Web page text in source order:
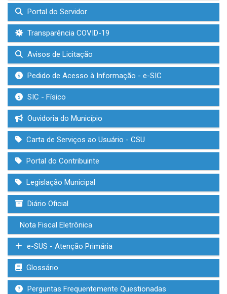
Portal do Servidor
Transparência COVID-19
Avisos de Licitação
Pedido de Acesso à Informação - e-SIC
SIC - Físico
Ouvidoria do Município
Carta de Serviços ao Usuário - CSU
Portal do Contribuinte
Legislação Municipal
Diário Oficial
Nota Fiscal Eletrônica
e-SUS - Atenção Primária
Glossário
Perguntas Frequentemente Questionadas